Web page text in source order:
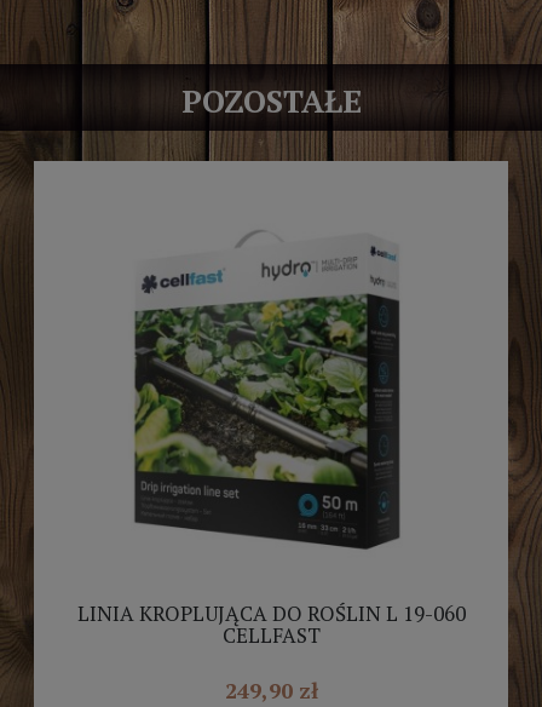
POZOSTAŁE
LINIA KROPLUJĄCA DO ROŚLIN L 19-060
CELLFAST
249,90 zł